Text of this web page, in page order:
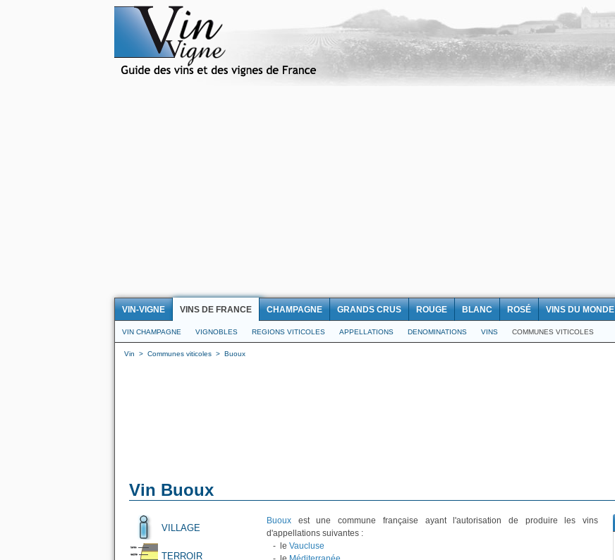
VIN-VIGNE VINS DE FRANCE CHAMPAGNE GRANDS CRUS ROUGE BLANC ROSÉ VINS DU MONDE
VIN CHAMPAGNE VIGNOBLES REGIONS VITICOLES APPELLATIONS DENOMINATIONS VINS COMMUNES VITICOLES
Vin > Communes viticoles > Buoux
Vin Buoux
VILLAGE
TERROIR
Buoux est une commune française ayant l'autorisation de produire les vins
d'appellations suivantes :
- le Vaucluse